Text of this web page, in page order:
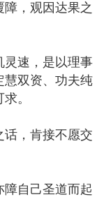
，观因达果之
速，是以理事
慧双资、功夫纯
。
，肯接不愿交
自己圣道而起